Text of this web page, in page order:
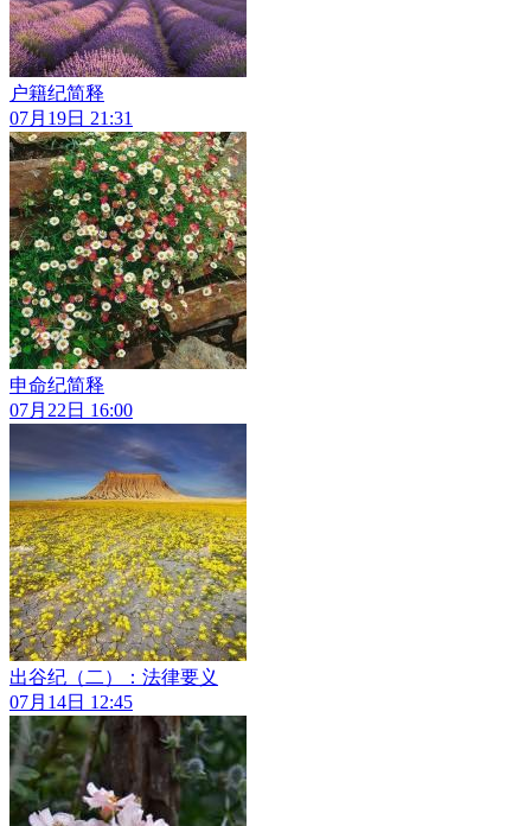
户籍纪简释
07月19日 21:31
申命纪简释
07月22日 16:00
出谷纪（二）：法律要义
07月14日 12:45